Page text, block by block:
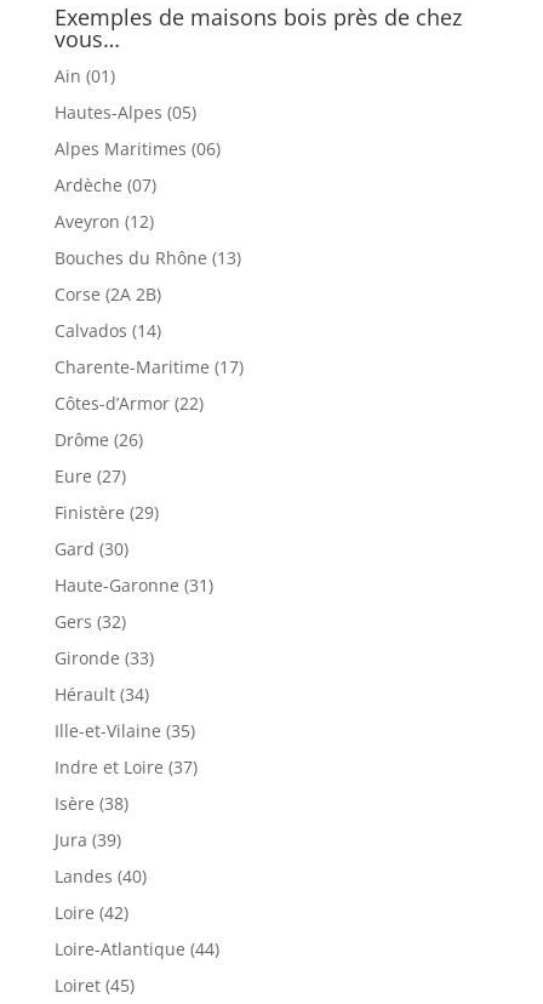
Exemples de maisons bois près de chez
vous…
Ain (01)
Hautes-Alpes (05)
Alpes Maritimes (06)
Ardèche (07)
Aveyron (12)
Bouches du Rhône (13)
Corse (2A 2B)
Calvados (14)
Charente-Maritime (17)
Côtes-d’Armor (22)
Drôme (26)
Eure (27)
Finistère (29)
Gard (30)
Haute-Garonne (31)
Gers (32)
Gironde (33)
Hérault (34)
Ille-et-Vilaine (35)
Indre et Loire (37)
Isère (38)
Jura (39)
Landes (40)
Loire (42)
Loire-Atlantique (44)
Loiret (45)